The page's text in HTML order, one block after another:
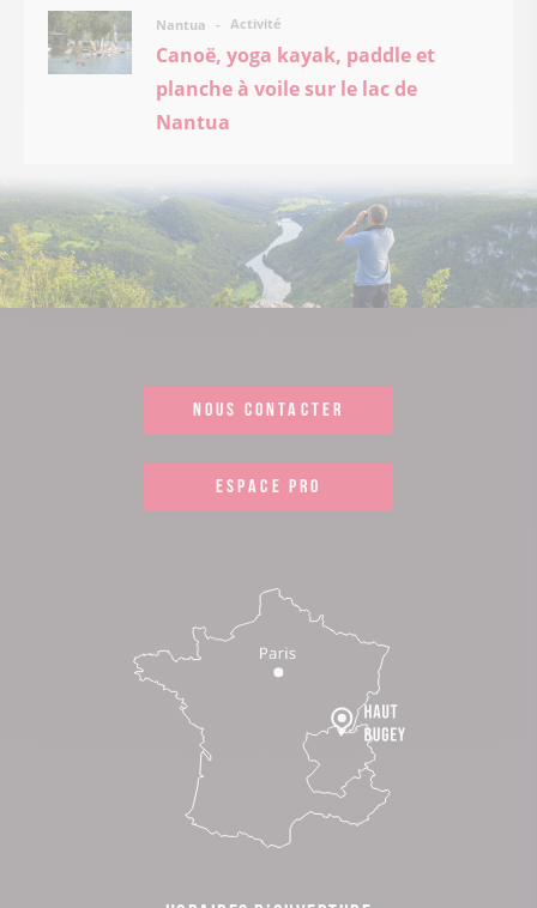
Nantua Activité
Canoë, yoga kayak, paddle et
planche à voile sur le lac de
Nantua
NOUS CONTACTER
ESPACE PRO